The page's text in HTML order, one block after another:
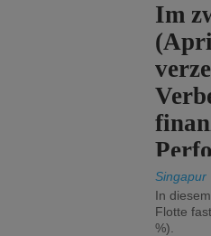
Im
Singapur
In
Flotte
%).